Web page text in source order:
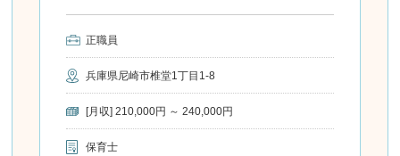
正職員
兵庫県尼崎市椎堂1丁目1-8
[月収] 210,000円 ～ 240,000円
保育士